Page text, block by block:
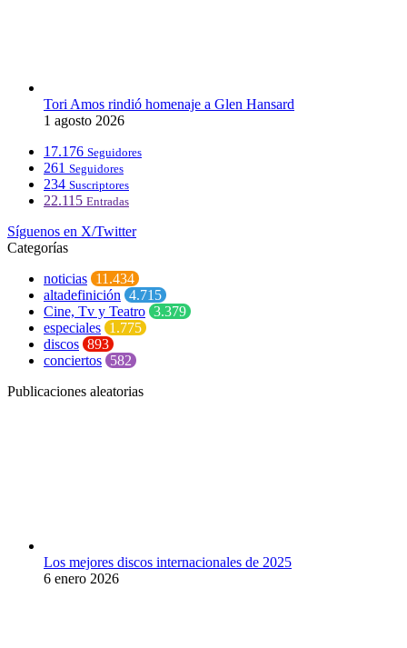
Tori Amos rindió homenaje a Glen Hansard
1 agosto 2026
17.176 Seguidores
261 Seguidores
234 Suscriptores
22.115 Entradas
Síguenos en X/Twitter
Categorías
noticias 11.434
altadefinición 4.715
Cine, Tv y Teatro 3.379
especiales 1.775
discos 893
conciertos 582
Publicaciones aleatorias
Los mejores discos internacionales de 2025
6 enero 2026